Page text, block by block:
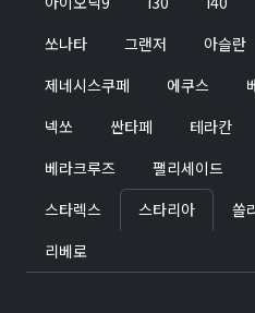
쏘나타
그랜저 아슬란
제네시스쿠페
에쿠스
넥쏘
싼타페 테라칸
베라크루즈
팰리세이드
스타렉스
스타리아 쏠
리베로